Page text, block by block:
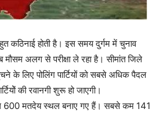
कठिनाई होती है। इस समय दुर्गम में चुनाव
अलग से परीक्षा ले रहा है। सीमांत जिले
के लिए पोलिंग पार्टियों को सबसे अधिक पैदल
की रवानगी शुरू हो जाएगी।
कुल 600 मतदेय स्थल बनाए गए हैं। सबसे कम 141